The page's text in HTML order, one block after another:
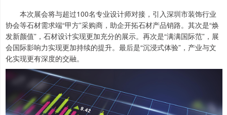
本次展会将与超过100名专业设计师对接，引入深圳市装饰行业
协会等石材需求端“甲方”采购商，助企开拓石材产品销路。其次是“焕
发新颜值”，石材设计实现更加充分的展示。再次是“满满国际范”，展
会国际影响力实现更加持续的提升。最后是“沉浸式体验”，产业与文
化实现更有深度的交融。